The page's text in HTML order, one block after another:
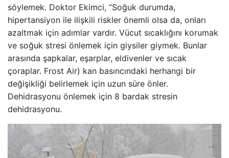
söylemek. Doktor Ekimci, “Soğuk durumda,
hipertansiyon ile ilişkili riskler önemli olsa da, onları
azaltmak için adımlar vardır. Vücut sıcaklığını korumak
ve soğuk stresi önlemek için giysiler giymek. Bunlar
arasında şapkalar, eşarplar, eldivenler ve sıcak
çoraplar. Frost Air) kan basıncındaki herhangi bir
değişikliği belirlemek için uzun süre önler.
Dehidrasyonu önlemek için 8 bardak stresin
dehidrasyonu.